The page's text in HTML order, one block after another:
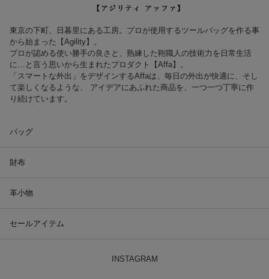
東京の下町、日暮里にある工房。プロが使用するツールバッグを作る事
から始まった【Agility】。
プロが認める使い勝手の良さと、熟練した鞄職人の技術力を日常生活
に…と言う思いから生まれたプロダクト【Affa】。
「スマートな外出」をデザインするAffaは、毎日の外出が快適に、そし
て楽しくなるような、 アイデアにあふれた商品を、一つ一つ丁寧に作
り続けています。
バッグ
財布
革小物
セールアイテム
INSTAGRAM